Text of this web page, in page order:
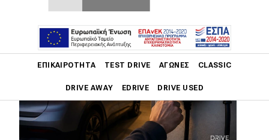
ΕΠΙΚΑΙΡΌΤΗΤΑ TEST DRIVE ΑΓΏΝΕΣ CLASSIC
DRIVE AWAY EDRIVE DRIVE USED
Main navigation
Επικαιρότητα